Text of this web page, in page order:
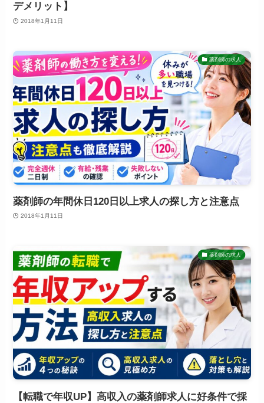
デメリット】
2018年1月11日
薬剤師の求人
薬剤師の年間休日120日以上求人の探し方と注意点
2018年1月11日
薬剤師の求人
【転職で年収UP】高収入の薬剤師求人に好条件で採